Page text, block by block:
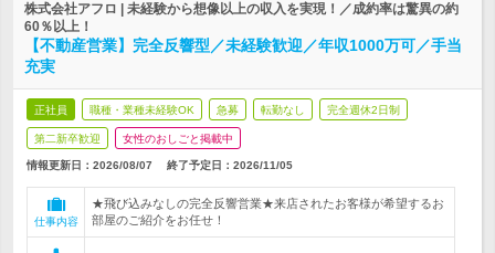
株式会社アフロ | 未経験から想像以上の収入を実現！／成約率は驚異の約
60％以上！
【不動産営業】完全反響型／未経験歓迎／年収1000万可／手当
充実
正社員 職種・業種未経験OK 急募 転勤なし 完全週休2日制
第二新卒歓迎 女性のおしごと掲載中
情報更新日：2026/08/07 終了予定日： 2026/11/05
仕事内容
★飛び込みなしの完全反響営業★来店されたお客様が希望するお
部屋のご紹介をお任せ！